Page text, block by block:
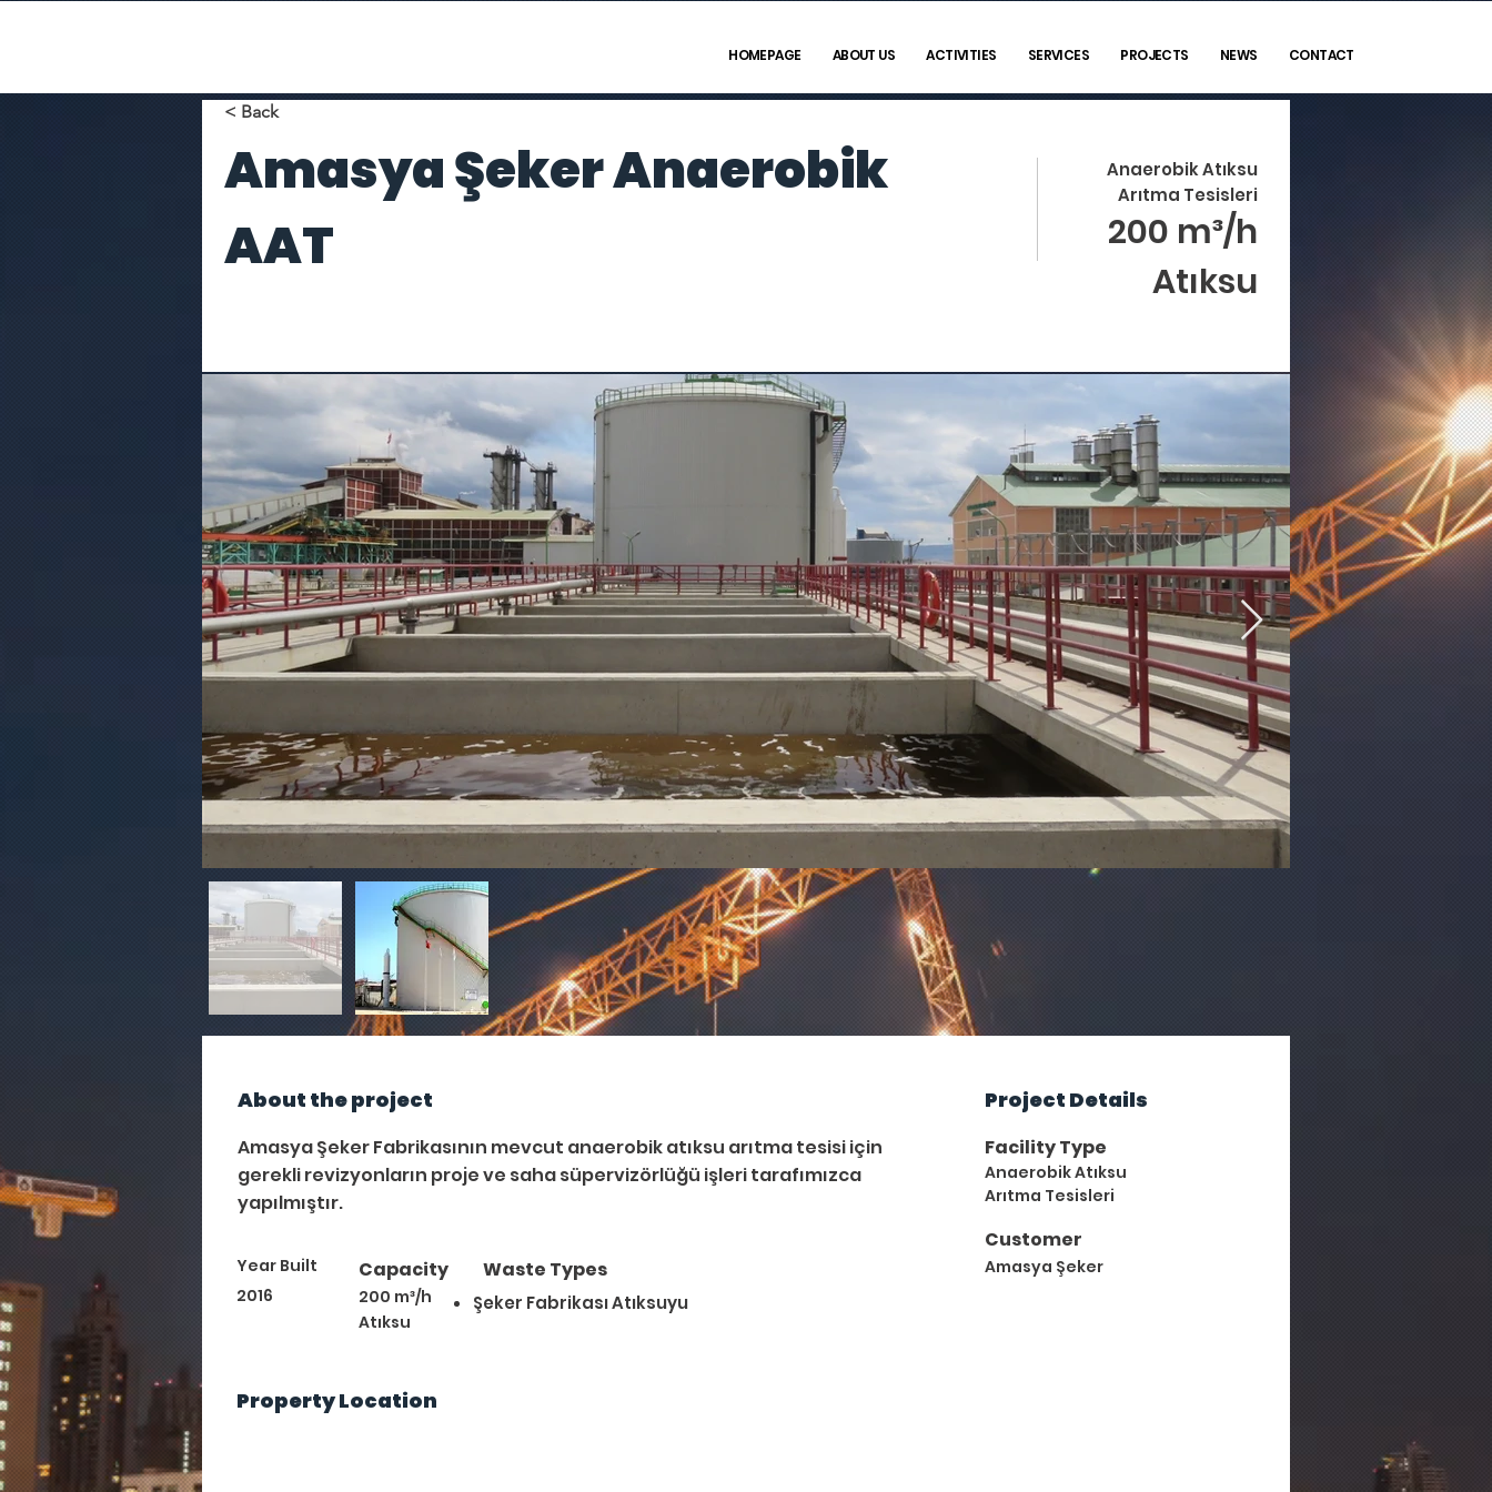
HOMEPAGE ABOUT US ACTIVITIES SERVICES PROJECTS NEWS CONTACT
< Back
Amasya Şeker Anaerobik
AAT
Anaerobik Atıksu
Arıtma Tesisleri
200 m³/h
Atıksu
About the project
Amasya Şeker Fabrikasının mevcut anaerobik atıksu arıtma tesisi için
gerekli revizyonların proje ve saha süpervizörlüğü işleri tarafımızca
yapılmıştır.
Project Details
Facility Type
Anaerobik Atıksu
Arıtma Tesisleri
Customer
Year Built
2016
Capacity
200 m³/h
Atıksu
Waste Types
Şeker Fabrikası Atıksuyu
Amasya Şeker
Property Location